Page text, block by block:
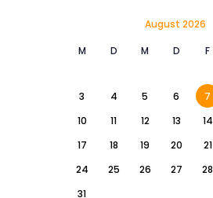
August 2026
M D M D F
3
4 5 6 7
10
11 12 13 14
17
18 19 20 21
24
25 26 27 28
31